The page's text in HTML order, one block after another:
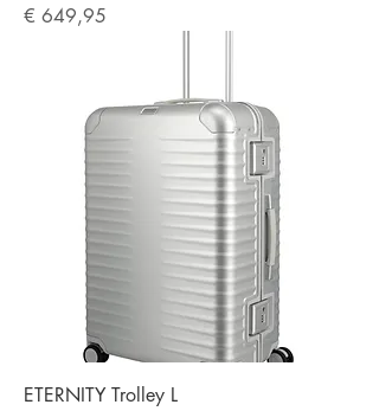
Preis
€ 649,95
ETERNITY Trolley L